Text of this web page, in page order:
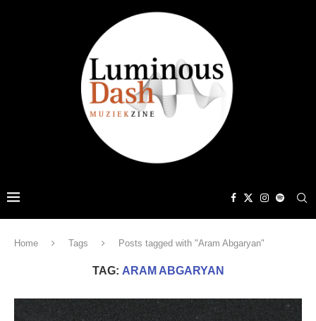
Home Tags Posts tagged with "Aram Abgaryan"
TAG: ARAM ABGARYAN